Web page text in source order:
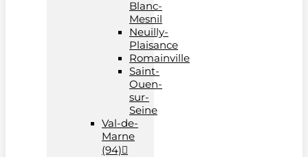
Blanc-
Mesnil
Neuilly-
Plaisance
Romainville
Saint-
Ouen-
sur-
Seine
Val-de-
Marne
(94)